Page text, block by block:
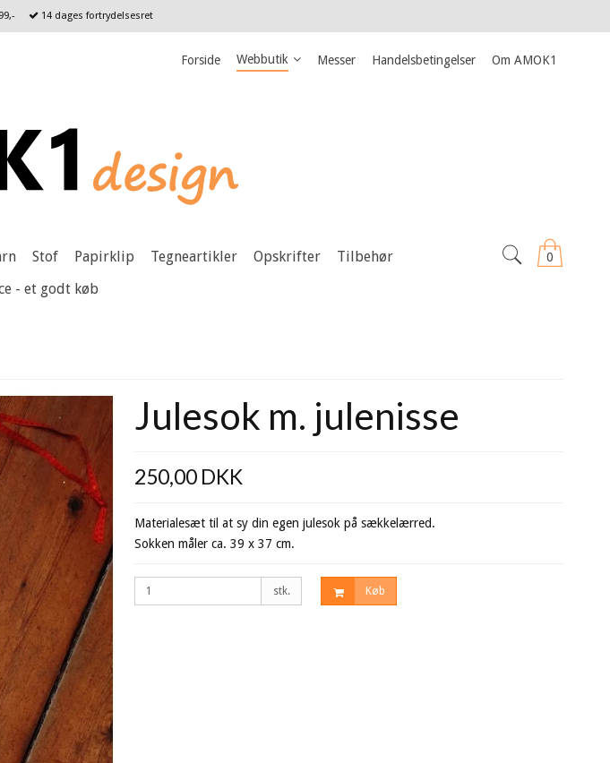
14 dages fortrydelsesret
Forside Webbutik Messer Handelsbetingelser Om AMOK1
0
Stof Papirklip Tegneartikler Opskrifter
Tilbehør
- et godt køb
Julesok m. julenisse
250,00 DKK
Materialesæt til at sy din egen julesok på sækkelærred.
Sokken måler ca. 39 x 37 cm.
stk. Køb